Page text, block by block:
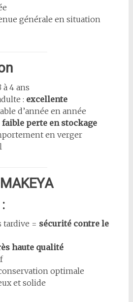
générale en situation
à 4 ans
: excellente
d’année en année
faible perte en stockage
en verger
tardive = sécurité contre le
haute qualité
optimale
et solide